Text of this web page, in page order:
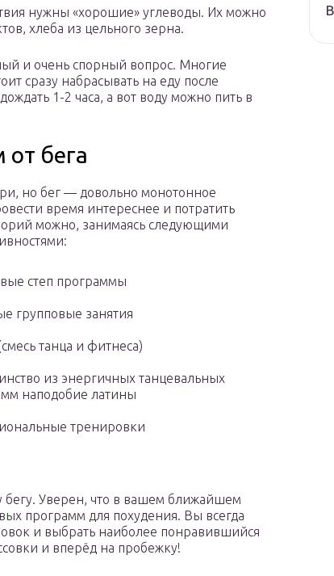
нужны «хорошие» углеводы. Их можно
хлеба из цельного зерна.
и очень спорный вопрос. Многие
сразу набрасывать на еду после
1-2 часа, а вот воду можно пить в
от бега
но бег — довольно монотонное
время интереснее и потратить
можно, занимаясь следующими
степ программы
групповые занятия
танца и фитнеса)
из энергичных танцевальных
наподобие латины
тренировки
бегу. Уверен, что в вашем ближайшем
программ для похудения. Вы всегда
и выбрать наиболее понравившийся
и вперёд на пробежку!